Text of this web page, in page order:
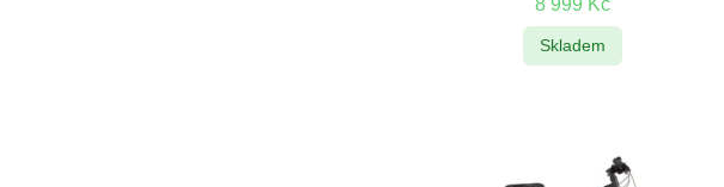
8 999 Kč
Skladem